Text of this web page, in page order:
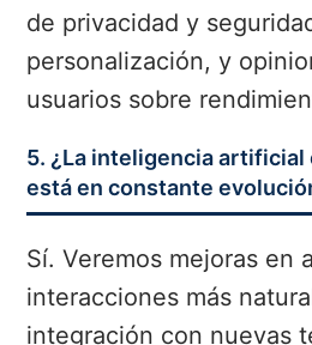
de privacidad y
personalización, y
usuarios sobre
5. ¿La inteligencia artificial
está en constante
Sí. Veremos mejoras en
interacciones más
integración con nuevas